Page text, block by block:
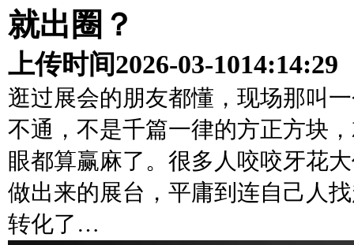
就出圈？
上传时间2026-03-1014:14:29
逛过展会的朋友都懂，现场那叫
不通，不是千篇一律的方正方块
眼都算赢麻了。很多人咬咬牙花
做出来的展台，平庸到连自己人
转化了…